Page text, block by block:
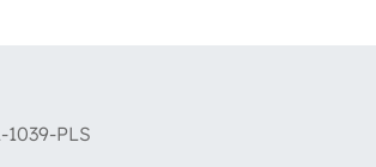
1039-PLS